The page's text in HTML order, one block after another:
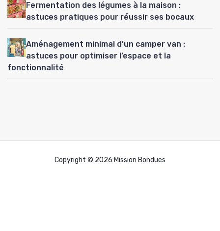
Fermentation des légumes à la maison :
astuces pratiques pour réussir ses bocaux
Aménagement minimal d’un camper van :
astuces pour optimiser l’espace et la
fonctionnalité
Copyright © 2026 Mission Bondues